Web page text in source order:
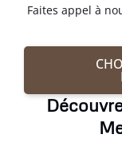
Faites appel à